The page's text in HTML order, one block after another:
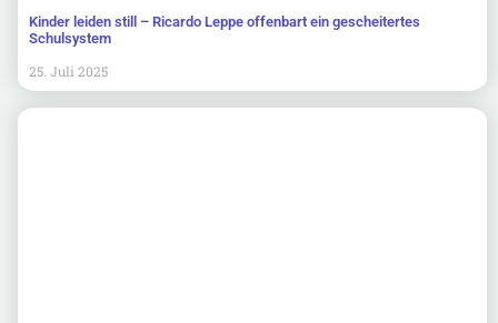
Kinder leiden still – Ricardo Leppe offenbart ein gescheitertes
Schulsystem
25. Juli 2025